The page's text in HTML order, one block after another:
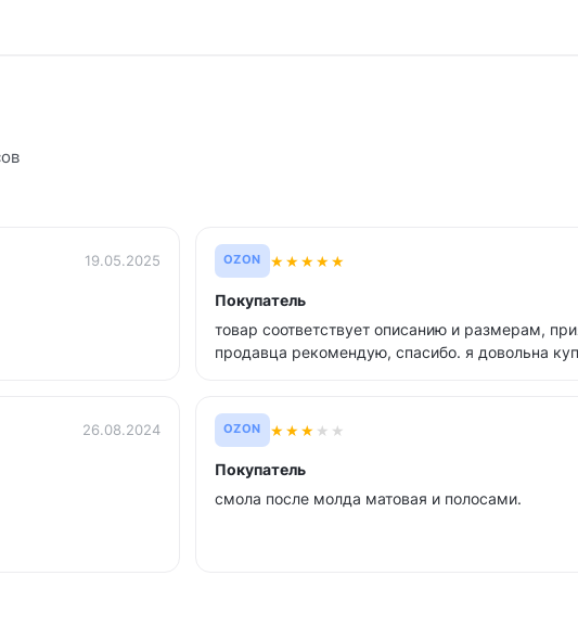
19.05.2025 OZON ★★★★★
Покупатель
товар соответствует описанию и размерам,
продавца рекомендую, спасибо. я довольна
26.08.2024 OZON ★★★ ★ ★
Покупатель
смола после молда матовая и полосами.